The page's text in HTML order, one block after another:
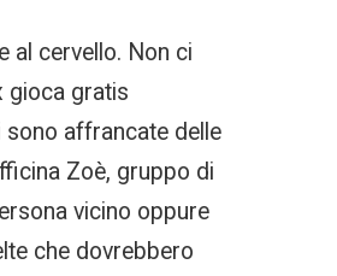
al cervello. Non ci
gioca gratis
sono affrancate delle
Zoè, gruppo di
vicino oppure
che dovrebbero